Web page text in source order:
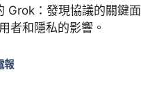
Grok：發現協議的關鍵面
者和隱私的影響。
報